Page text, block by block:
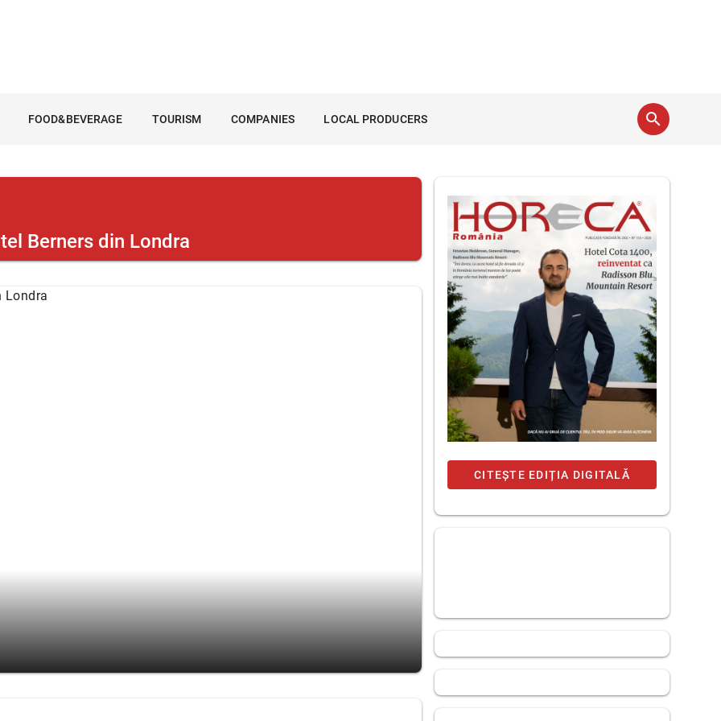
FOOD&BEVERAGE TOURISM COMPANIES LOCAL PRODUCERS search
Berners din Londra
CITEȘTE EDIȚIA DIGITALĂ